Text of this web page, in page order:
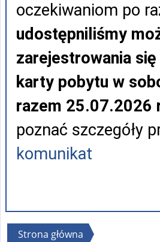
Pouczenia
oczekiwaniom po
udostępniliśmy
zarejestrowania
karty pobytu w
razem 25.07.2026
poznać szczegóły
komunikat
Jesteś
Strona główna